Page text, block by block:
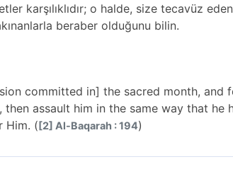
karşılıklıdır; o halde, size tecavüz
beraber olduğunu bilin.
committed in] the sacred month, and
assault him in the same way that he
Him. ([2] Al-Baqarah : 194)